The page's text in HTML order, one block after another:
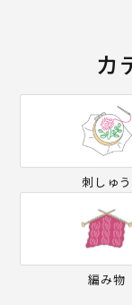
カ
刺しゅう
編み物